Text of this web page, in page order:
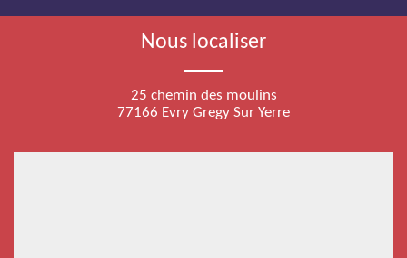
Nous localiser
25 chemin des moulins
77166 Evry Gregy Sur Yerre